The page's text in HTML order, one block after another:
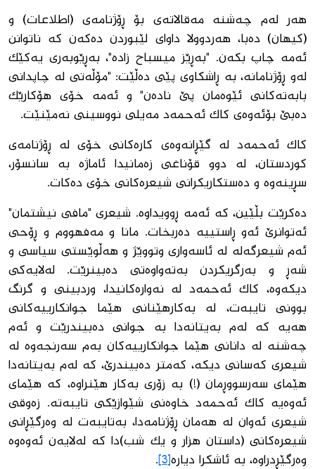
هەر لەم چەشنە مەقالاتەی بۆ ڕۆژنامەی (اطلاعات) و
(کیهان) دەبا، هەردوولا داوای لێبوردن دەکەن کە ناتوانن
ئەمە چاپ بکەن. "بەڕێز میسباح زادە"، بەڕێوبەری یەکێک
لەو ڕۆژنامانە، بە ڕاشکاوی پێی دەڵێت: "مۆڵەتی لە چاپدانی
بابەتەکانی ئێوەمان پێ نادەن" و ئەمە خۆی هۆکارێک
دەبێ بۆئەوەی کاک ئەحمەد مەیلی نووسینی نەمێنێت.
کاک ئەحمەد لە گێڕانەوەی کارەکانی خۆی لە ڕۆژنامەی
کوردستان، لە دوو قۆناغی زەمانیدا ئاماژە بە سانسۆر،
سڕینەوە و دەستکاریکرانی شیعرەکانی خۆی دەکات.
دەکرێت بڵێین، کە ئەمە ڕوویداوە. شیعری "مافی نیشتمان"
ئەتوانرێ ئەو ڕاستییە دەربخات. مانا و مەفهووم و ڕۆحی
ئەم شیعرگەلە لە ئاسەواری وتووێژ و هەڵوێستی سیاسی و
شەڕ و بەرگریکردن بەتەواوەتی دەبینرێت. لەلایەکی
دیکەوە، کاک ئەحمەد لە نەوارەکانیدا، وردبینی و گرنگ
بوونی تایبەت، لە بەکارهێنانی هێما جوانکارییەکانی
هەیە کە لەم بەیتانەدا بە جوانی دەبیندرێت و ئەم
چەشنە لە دانانی هێما جوانکارییەکان بەم سەرنجەوە لە
شیعری کەسانی دیکە، کەمتر دەبیندرێ، کە لەم بەیتانەدا
هێمای سەرسووڕمان (!) بە زۆری بەکار هێنراوە، کە هێمای
ئەوەیە کاک ئەحمەد خاوەنی شێوازێکی تایبەتە. زەوقی
شیعری ئەوان لە هەمان ڕۆژنامەدا، بەتایبەت لە وەرگێڕانی
شیعرەکانی (داستان هزار و یک شب)دا کە لەلایەن ئەوەوە
وەرگێڕدراوە، بە ئاشکرا دیارە[3]
.